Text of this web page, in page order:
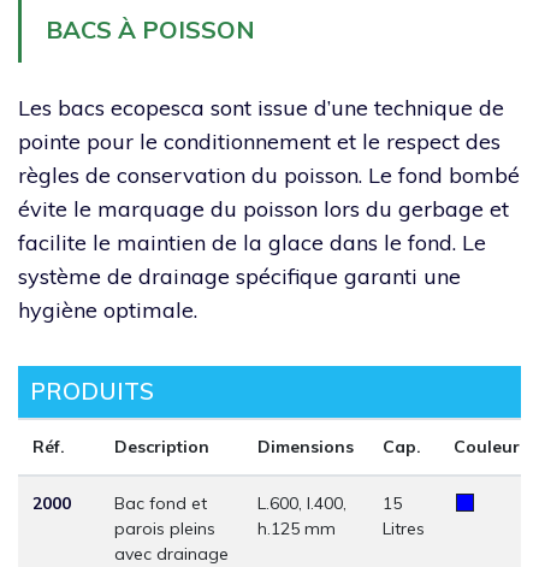
BACS À POISSON
Les bacs ecopesca sont issue d’une technique de
pointe pour le conditionnement et le respect des
règles de conservation du poisson. Le fond bombé
évite le marquage du poisson lors du gerbage et
facilite le maintien de la glace dans le fond. Le
système de drainage spécifique garanti une
hygiène optimale.
PRODUITS
Réf. Description Dimensions Cap. Couleur
2000
Bac fond et
parois pleins
avec drainage
L.600, l.400,
h.125 mm
15
Litres